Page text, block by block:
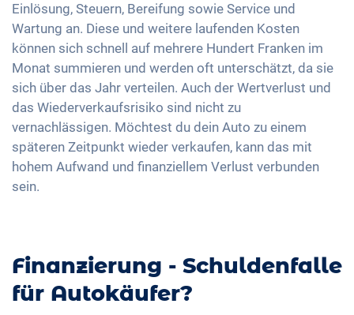
Einlösung, Steuern, Bereifung sowie Service und
Wartung an. Diese und weitere laufenden Kosten
können sich schnell auf mehrere Hundert Franken im
Monat summieren und werden oft unterschätzt, da sie
sich über das Jahr verteilen. Auch der Wertverlust und
das Wiederverkaufsrisiko sind nicht zu
vernachlässigen. Möchtest du dein Auto zu einem
späteren Zeitpunkt wieder verkaufen, kann das mit
hohem Aufwand und finanziellem Verlust verbunden
sein.
Finanzierung - Schuldenfalle
für Autokäufer?